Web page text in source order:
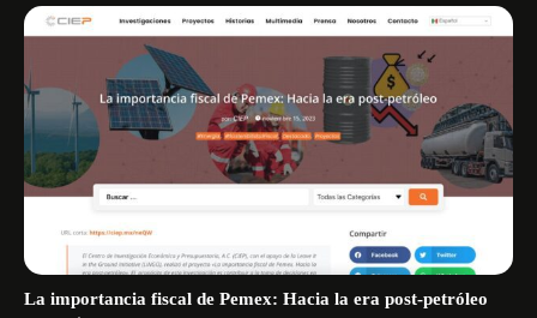
La importancia fiscal de Pemex: Hacia la era post-petróleo